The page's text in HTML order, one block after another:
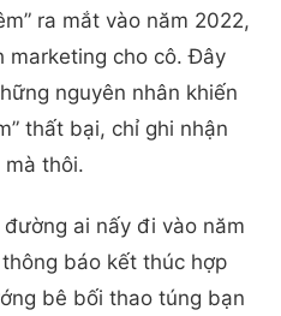
ra mắt vào năm 2022,
marketing cho cô. Đây
nguyên nhân khiến
thất bại, chỉ ghi nhận
thôi.
ai nấy đi vào năm
báo kết thúc hợp
bê bối thao túng bạn